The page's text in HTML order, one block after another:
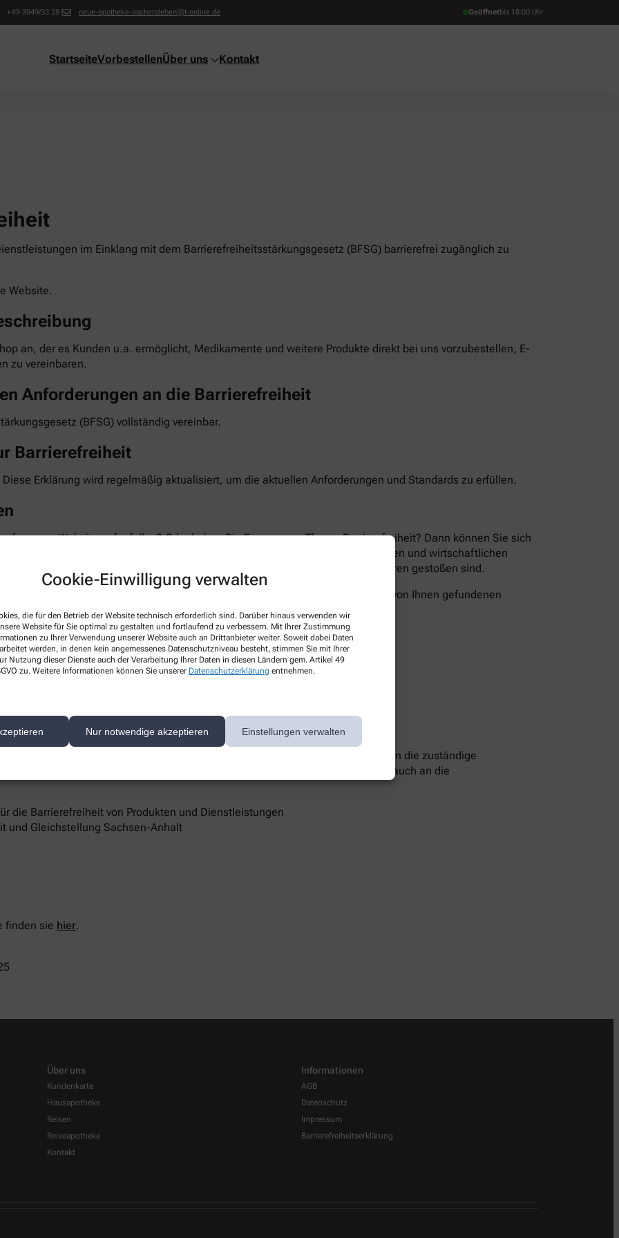
Cookie-Einwilligung verwalten
die für den Betrieb der Website technisch erforderlich sind. Darüber hinaus verwenden wir
Website für Sie optimal zu gestalten und fortlaufend zu verbessern. Mit Ihrer Zustimmung
zu Ihrer Verwendung unserer Website auch an Drittanbieter weiter. Soweit dabei Daten
werden, in denen kein angemessenes Datenschutzniveau besteht, stimmen Sie mit Ihrer
Nutzung dieser Dienste auch der Verarbeitung Ihrer Daten in diesen Ländern gem. Artikel 49
zu. Weitere Informationen können Sie unserer Datenschutzerklärung entnehmen.
Nur notwendige akzeptieren Einstellungen verwalten
+49-3949/33 28 neue-apotheke-oschersleben@t-online.de Geöffnetbis 18:00 Uhr
StartseiteVorbestellenÜber uns Kontakt
im Einklang mit dem Barrierefreiheitsstärkungsgesetz (BFSG) barrierefrei zugänglich zu
Website.
an, der es Kunden u.a. ermöglicht, Medikamente und weitere Produkte direkt bei uns vorzubestellen, E-
zu vereinbaren.
Anforderungen an die Barrierefreiheit
(BFSG) vollständig vereinbar.
Barrierefreiheit
Erklärung wird regelmäßig aktualisiert, um die aktuellen Anforderungen und Standards zu erfüllen.
unserer Website aufgefallen? Oder haben Sie Fragen zum Thema Barrierefreiheit? Dann können Sie sich
und bemühen uns, die gemeldeten Barrieren im Rahmen der technischen und wirtschaftlichen
teilen Sie uns mit, auf welcher Seite und bei welcher Funktion Sie auf Barrieren gestoßen sind.
auf unserer Website. Sie können uns auch über folgende Wege die von Ihnen gefundenen
keine zufriedenstellenden Antworten erhalten, können Sie sich an die zuständige
unterstützt Sie dabei, ihre Rechte geltend zu machen. Sie können sich auch an die
die Barrierefreiheit von Produkten und Dienstleistungen
und Gleichstellung Sachsen-Anhalt
finden sie hier.
Über uns
Kundenkarte
Hausapotheke
Reisen
Reiseapotheke
Kontakt
Informationen
AGB
Datenschutz
Impressum
Barrierefreiheitserklärung